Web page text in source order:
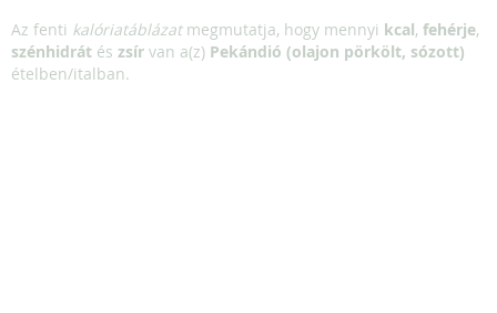
Az fenti kalóriatáblázatmegmutatja, hogy mennyi kcal, fehérje,
szénhidrát és zsír van a(z) Pekándió (olajon pörkölt, sózott)
ételben/italban.